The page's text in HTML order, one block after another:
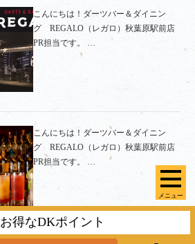
メニュー
こんにちは！ダーツバー＆ダイニン
グ REGALO（レガロ）秋葉原駅前店
PR担当です。 …
こんにちは！ダーツバー＆ダイニン
グ REGALO（レガロ）秋葉原駅前店
PR担当です。 …
お得なDKポイント